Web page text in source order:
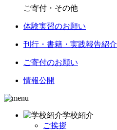
ご寄付・その他
体験実習のお願い
刊行・書籍・実践報告紹介
ご寄付のお願い
情報公開
学校紹介
ご挨拶